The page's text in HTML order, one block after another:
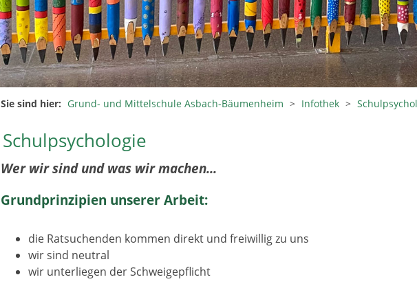
Sie sind hier: Grund- und Mittelschule Asbach-Bäumenheim > Infothek >
Schulpsychologie
Wer wir sind und was wir machen...
Grundprinzipien unserer Arbeit:
die Ratsuchenden kommen direkt und freiwillig zu uns
wir sind neutral
wir unterliegen der Schweigepflicht